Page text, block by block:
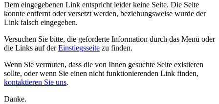
Dem eingegebenen Link entspricht leider keine Seite. Die Seite
konnte entfernt oder versetzt werden, beziehungsweise wurde der
Link falsch eingegeben.
Versuchen Sie bitte, die geforderte Information durch das Menü oder
die Links auf derEinstiegsseite zu finden.
Wenn Sie vermuten, dass die von Ihnen gesuchte Seite existieren
sollte, oder wenn Sie einen nicht funktionierenden Link finden,
kontaktieren Sie uns.
Danke.